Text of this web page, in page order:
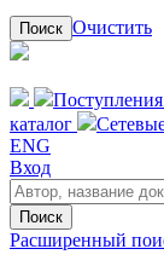
Поиск Очистить
Поступления
каталог
ENG
Вход
Поиск
Расширенный